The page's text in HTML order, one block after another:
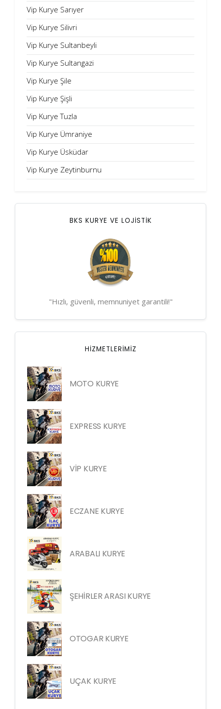
Vip Kurye Sarıyer
Vip Kurye Silivri
Vip Kurye Sultanbeyli
Vip Kurye Sultangazi
Vip Kurye Şile
Vip Kurye Şişli
Vip Kurye Tuzla
Vip Kurye Ümraniye
Vip Kurye Üsküdar
Vip Kurye Zeytinburnu
BKS KURYE VE LOJİSTİK
"Hızlı, güvenli, memnuniyet garantili!"
HIZMETLERIMIZ
MOTO KURYE
EXPRESS KURYE
VİP KURYE
ECZANE KURYE
ARABALI KURYE
ŞEHİRLER ARASI KURYE
OTOGAR KURYE
UÇAK KURYE